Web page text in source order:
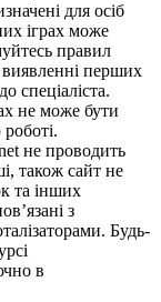
для осіб
іграх може
правил
перших
спеціаліста.
не може бути
не проводить
також сайт не
та інших
з
Будь-
в